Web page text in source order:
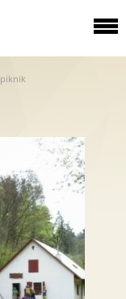
piknik